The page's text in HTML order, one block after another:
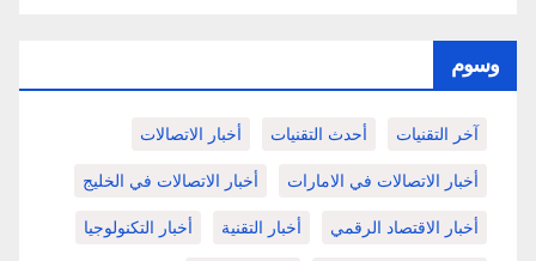
وسوم
آخر التقنيات أحدث التقنيات أخبار الاتصالات
أخبار الاتصالات في الامارات أخبار الاتصالات في الخليج
أخبار الاقتصاد الرقمي أخبار التقنية أخبار التكنولوجيا